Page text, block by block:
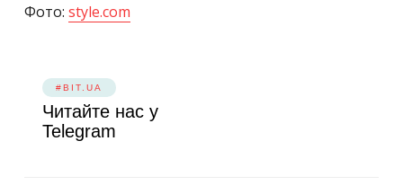
Фото: style.com
#BIT.UA
Читайте нас у
Telegram